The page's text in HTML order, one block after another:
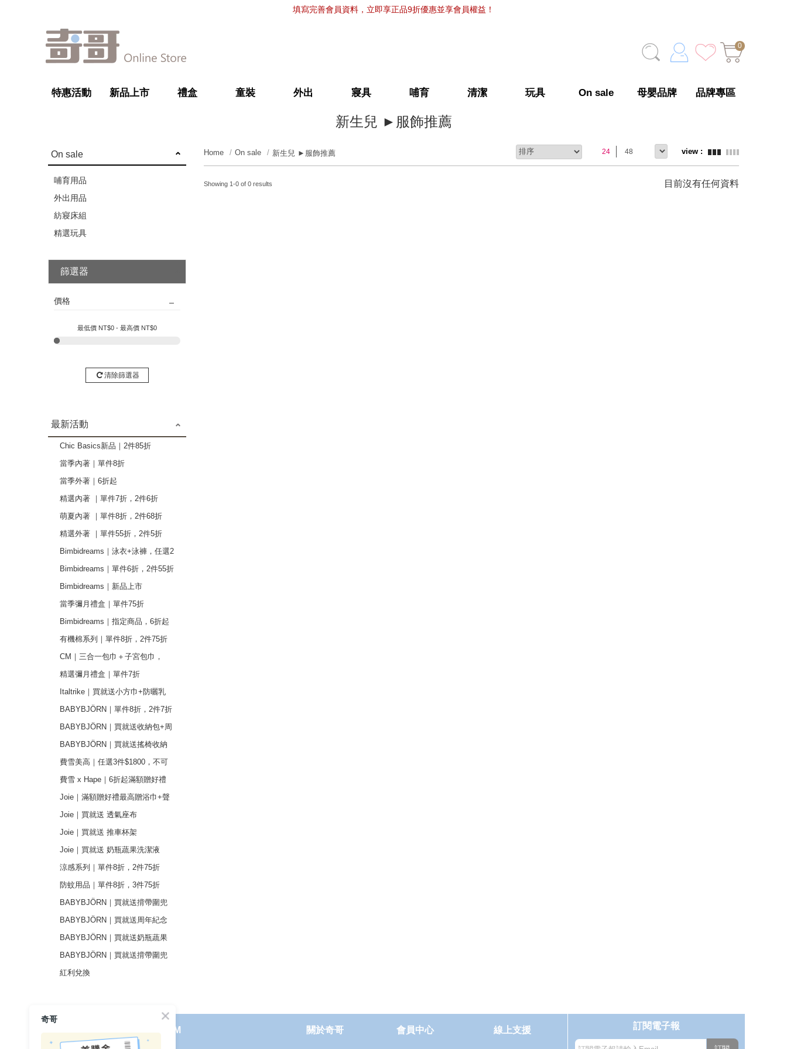
填寫完善會員資料，立即享正品9折優惠並享會員權益！
0
特惠活動 新品上市 禮盒 童裝 外出 寢具 哺育 清潔 玩具 On sale 母嬰品牌 品牌專區
新生兒 ►服飾推薦
On sale
哺育用品
外出用品
紡寢床組
精選玩具
篩選器
價格
最低價 NT$0 - 最高價 NT$0
清除篩選器
最新活動
Chic Basics新品｜2件85折
當季內著｜單件8折
當季外著｜6折起
精選內著 ｜單件7折，2件6折
萌夏內著 ｜單件8折，2件68折
精選外著 ｜單件55折，2件5折
Bimbidreams｜泳衣+泳褲，任選2
件1499元
Bimbidreams｜單件6折，2件55折
起
Bimbidreams｜新品上市
當季彌月禮盒｜單件75折
Bimbidreams｜指定商品，6折起
有機棉系列｜單件8折，2件75折
CM｜三合一包巾＋子宮包巾，
1,799元
精選彌月禮盒｜單件7折
Italtrike｜買就送小方巾+防曬乳
BABYBJÖRN｜單件8折，2件7折
BABYBJÖRN｜買就送收納包+周
年紀念禮
BABYBJÖRN｜買就送搖椅收納
袋
費雪美高｜任選3件$1800，不可
重複品項
費雪 x Hape｜6折起滿額贈好禮
Joie｜滿額贈好禮最高贈浴巾+聲
光玩具
Joie｜買就送 透氣座布
Joie｜買就送 推車杯架
Joie｜買就送 奶瓶蔬果洗潔液
涼感系列｜單件8折，2件75折
防蚊用品｜單件8折，3件75折
BABYBJÖRN｜買就送揹帶圍兜
+周年紀念禮
BABYBJÖRN｜買就送周年紀念
禮
BABYBJÖRN｜買就送奶瓶蔬果
清潔
BABYBJÖRN｜買就送揹帶圍兜
紅利兌換
Home On sale 新生兒 ►服飾推薦 24 48
Showing 1-0 of 0 results 目前沒有任何資料
線上DM 關於奇哥 會員中心 線上支援 訂閱電子報
奇哥